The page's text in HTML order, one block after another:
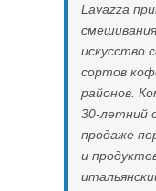
Lavazza
искусство
сортов
районов.
30-летний
продаже
и